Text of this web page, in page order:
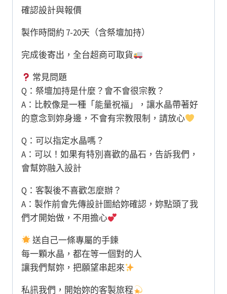
確認設計與報價
製作時間約 7-20天（含祭壇加持）
完成後寄出，全台超商可取貨
常見問題
Q：祭壇加持是什麼？會不會很宗教？
A：比較像是一種「能量祝福」，讓水晶帶著好
的意念到妳身邊，不會有宗教限制，請放心
Q：可以指定水晶嗎？
A：可以！如果有特別喜歡的晶石，告訴我們，
會幫妳融入設計
Q：客製後不喜歡怎麼辦？
A：製作前會先傳設計圖給妳確認，妳點頭了我
們才開始做，不用擔心
送自己一條專屬的手鍊
每一顆水晶，都在等一個對的人
讓我們幫妳，把願望串起來
私訊我們，開始妳的客製旅程